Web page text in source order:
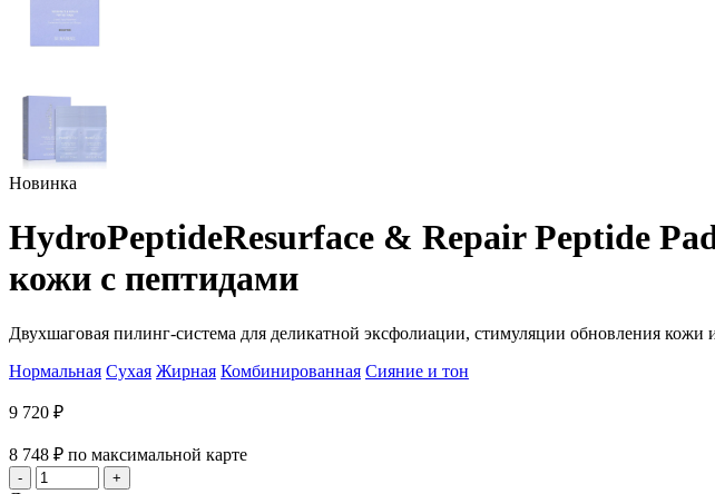
Новинка
HydroPeptideResurface & Repair Peptide
кожи с пептидами
Двухшаговая пилинг-система для деликатной эксфолиации, стимуляции обновления кожи
Нормальная Сухая Жирная Комбинированная Сияние и тон
9 720 ₽
8 748 ₽ по максимальной карте